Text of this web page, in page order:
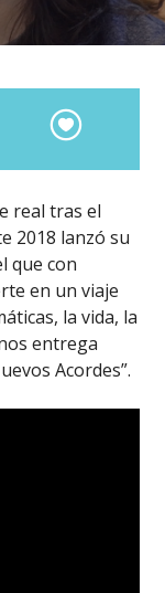
real tras el
2018 lanzó su
que con
en un viaje
la vida, la
entrega
Acordes”.